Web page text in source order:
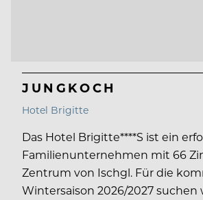
JUNGKOCH
Hotel Brigitte
Das Hotel Brigitte****S ist ein
Familienunternehmen mit 66
Zentrum von Ischgl. Für die
Wintersaison 2026/2027 suchen